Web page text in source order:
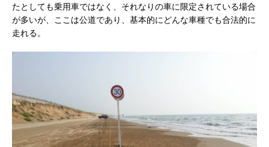
たとしても乗用車ではなく、それなりの車に限定されている場合
が多いが、ここは公道であり、基本的にどんな車種でも合法的に
走れる。